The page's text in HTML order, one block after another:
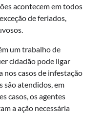
acontecem em todos
de feriados,
um trabalho de
cidadão pode ligar
nos casos de infestação
são atendidos, em
casos, os agentes
a ação necessária